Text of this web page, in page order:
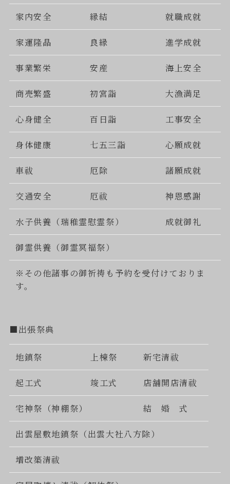
家内安全 縁結 就職成就
家運隆晶 良縁 進学成就
事業繁栄 安産 海上安全
商売繁盛 初宮詣 大漁満足
心身健全 百日詣 工事安全
身体健康 七五三詣 心願成就
車祓 厄除 諸願成就
交通安全 厄祓 神恩感謝
水子供養（瑞稚霊慰霊祭） 成就御礼
御霊供養（御霊冥福祭）
※その他諸事の御祈祷も予約を受付けておりま
す。
■出張祭典
地鎮祭 上棟祭 新宅清祓
起工式 竣工式 店舗開店清祓
宅神祭（神棚祭） 結 婚 式
出雲屋敷地鎮祭（出雲大社八方除）
増改築清祓